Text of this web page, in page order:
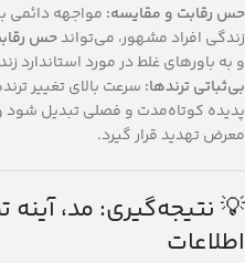
حس رقابت و مقایسه: مواجهه دائمی
زندگی افراد مشهور، می‌تواندحس
و به باورهای غلط در مورد استاندارد
بی‌ثباتی ترندها: سرعت بالای تغییر
پدیده کوتاه‌مدت و فصلی تبدیل
معرض تهدید قرار گیرد.
💡 نتیجه‌گیری: مد،
اطلاعات